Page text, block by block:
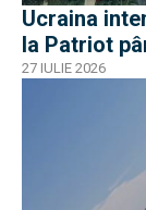
Ucraina
la Patriot
27 IULIE 2026